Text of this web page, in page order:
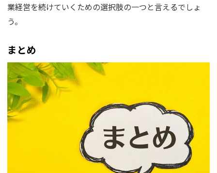
業経営を続けていくための選択肢の一つと言えるでしょ
う。
まとめ